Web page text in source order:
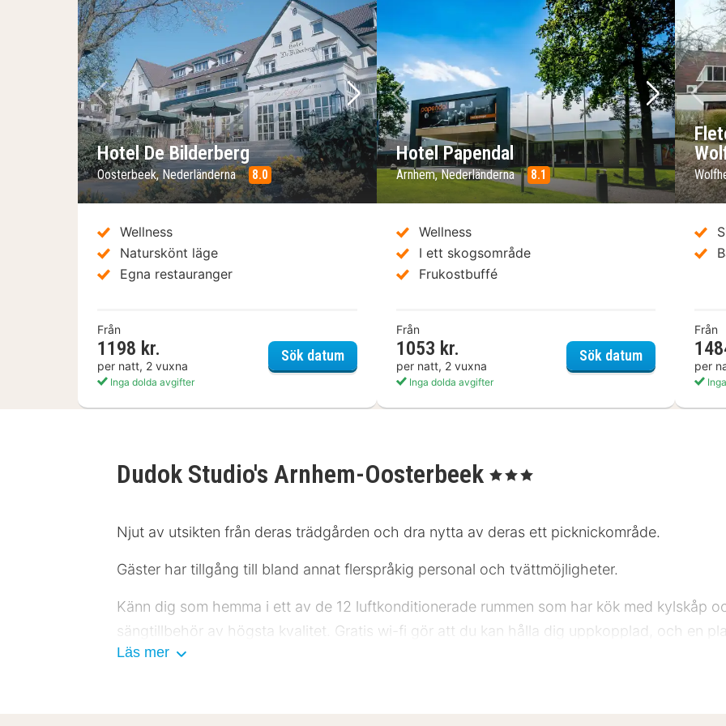
Föregående bild
Nästa bild
Hotel De Bilderberg
Oosterbeek, Nederländerna 8.0
Wellness
Naturskönt läge
Egna restauranger
Från
1198 kr.
per natt, 2 vuxna
Inga dolda avgifter
Sök datumHotel De Bilderberg
Föregående bild
Nästa bild
Hotel Papendal
Arnhem, Nederländerna 8.1
Wellness
I ett skogsområde
Frukostbuffé
Från
1053 kr.
per natt, 2 vuxna
Inga dolda avgifter
Sök datumHotel
Från
per
Dudok Studio's Arnhem-Oosterbeek , 3 Stjärnor
Njut av utsikten från deras trädgården och dra nytta av deras ett picknickområde.
Gäster har tillgång till bland annat flerspråkig personal och tvättmöjligheter.
Känn dig som hemma i ett av de 12 luftkonditionerade rummen som har kök med kylskåp
sängtillbehör av högsta kvalitet. Gratis wi-fi gör att du kan hålla dig uppkopplad, och en
underhållning du behöver. På rummet finns värdeförvaringsskåp och skrivbord. Städning
Läs mer